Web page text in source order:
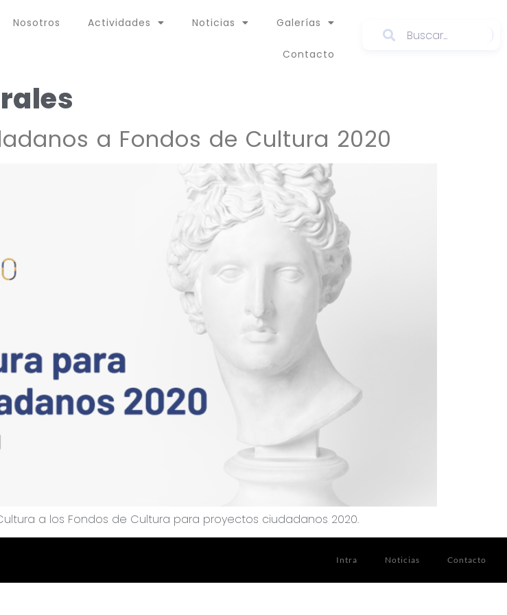
Nosotros Actividades Noticias Galerías
Contacto
a Fondos de Cultura 2020
a los Fondos de Cultura para proyectos ciudadanos 2020.
Intra Noticias Contacto